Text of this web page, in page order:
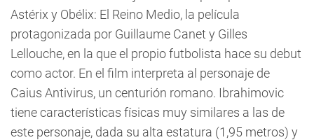
Astérix y Obélix: El Reino Medio, la película
protagonizada por Guillaume Canet y Gilles
Lellouche, en la que el propio futbolista hace su debut
como actor. En el film interpreta al personaje de
Caius Antivirus, un centurión romano. Ibrahimovic
tiene características físicas muy similares a las de
este personaje, dada su alta estatura (1,95 metros) y